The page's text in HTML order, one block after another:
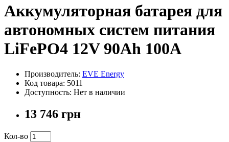
Аккумуляторная батарея для
автономных систем питания
LiFePO4 12V 90Ah 100А
Производитель: EVE Energy
Код товара: 5011
Доступность: Нет в наличии
13 746 грн
Кол-во